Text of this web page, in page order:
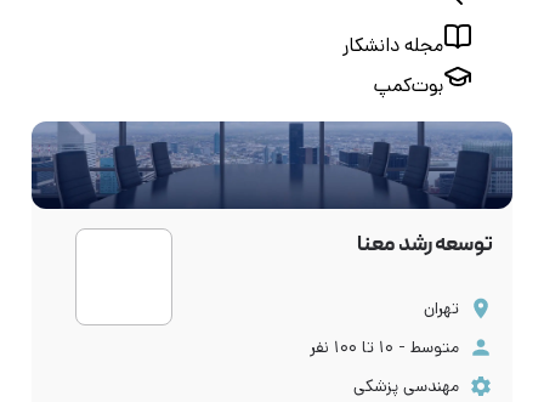
مجله دانشکار
بوت‌کمپ
توسعه رشد معنا
تهران
متوسط - ۱۰ تا ۱۰۰ نفر
مهندسی پزشکی